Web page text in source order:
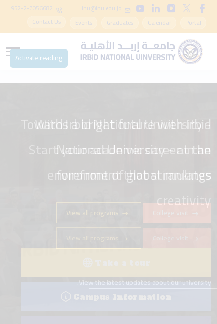
inu@inu.edu.jo
962-2-7056682
Portal
Calendar
Graduates
Events
Contact Us
Towards a bright future with Irbid
National University - at the
forefront of global rankings
View all programs
With Irbid National University -
Start your academic career in an
environment that stimulates
creativity
View the latest updates about our university.
Activate reading